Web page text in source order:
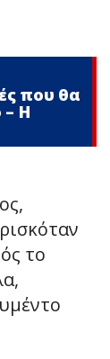
που θα
Η
το